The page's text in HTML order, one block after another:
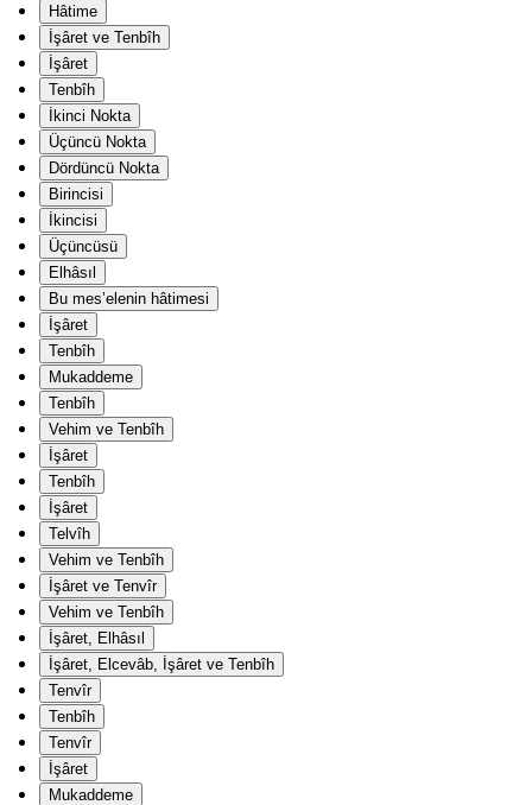
Hâtime
İşâret ve Tenbîh
İşâret
Tenbîh
İkinci Nokta
Üçüncü Nokta
Dördüncü Nokta
Birincisi
İkincisi
Üçüncüsü
Elhâsıl
Bu mes’elenin hâtimesi
İşâret
Tenbîh
Mukaddeme
Tenbîh
Vehim ve Tenbîh
İşâret
Tenbîh
İşâret
Telvîh
Vehim ve Tenbîh
İşâret ve Tenvîr
Vehim ve Tenbîh
İşâret, Elhâsıl
İşâret, Elcevâb, İşâret ve Tenbîh
Tenvîr
Tenbîh
Tenvîr
İşâret
Mukaddeme